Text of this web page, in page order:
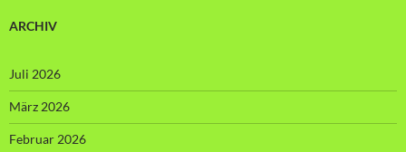
ARCHIV
Juli 2026
März 2026
Februar 2026